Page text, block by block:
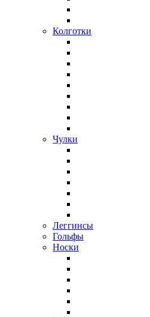
Колготки
Чулки
Леггинсы
Гольфы
Носки